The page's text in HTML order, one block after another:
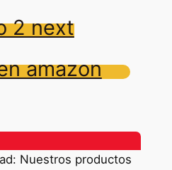
2 next
amazon
Nuestros productos